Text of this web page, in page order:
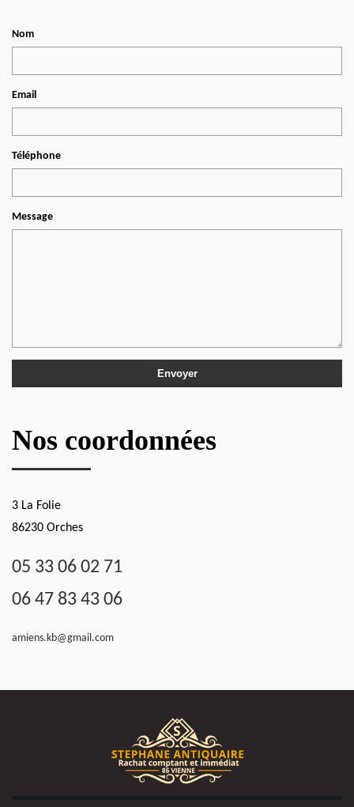
Nom
Email
Téléphone
Message
Nos coordonnées
3 La Folie
86230 Orches
05 33 06 02 71
06 47 83 43 06
amiens.kb@gmail.com